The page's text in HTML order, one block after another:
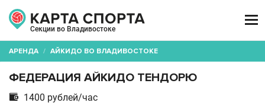
Секции во Владивостоке

АРЕНДА / АЙКИДО ВО ВЛАДИВОСТОКЕ
ФЕДЕРАЦИЯ АЙКИДО ТЕНДОРЮ
 1400 рублей/час